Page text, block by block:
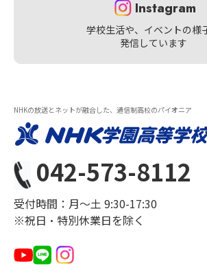
Instagram
学校生活や、イベントの様
発信しています
NHKの放送とネットが融合した、通信制高校のパイオニア
042-573-8112
受付時間：月〜土 9:30-17:30
※祝日・特別休業日を除く